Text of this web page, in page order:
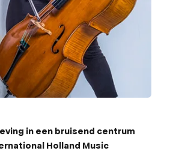
in een bruisend centrum
Holland Music